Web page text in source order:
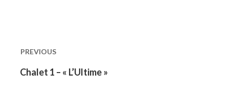
dans
les
PREVIOUS
Previous
Chalet 1 – « L’Ultime »